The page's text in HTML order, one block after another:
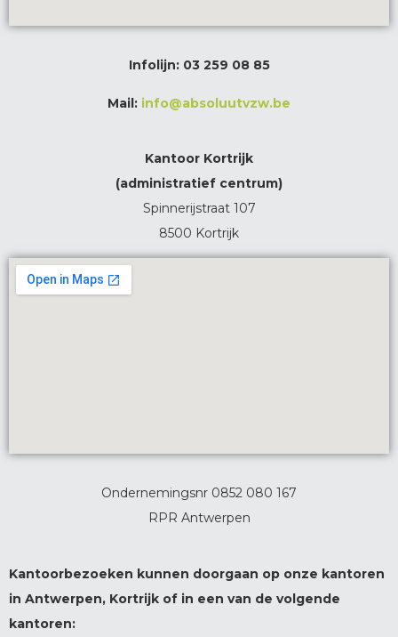
Infolijn: 03 259 08 85
Mail: info@absoluutvzw.be
Kantoor Kortrijk
(administratief centrum)
Spinnerijstraat 107
8500 Kortrijk
Ondernemingsnr 0852 080 167
RPR Antwerpen
Kantoorbezoeken kunnen doorgaan op onze kantoren
in Antwerpen, Kortrijk of in een van de volgende
kantoren: